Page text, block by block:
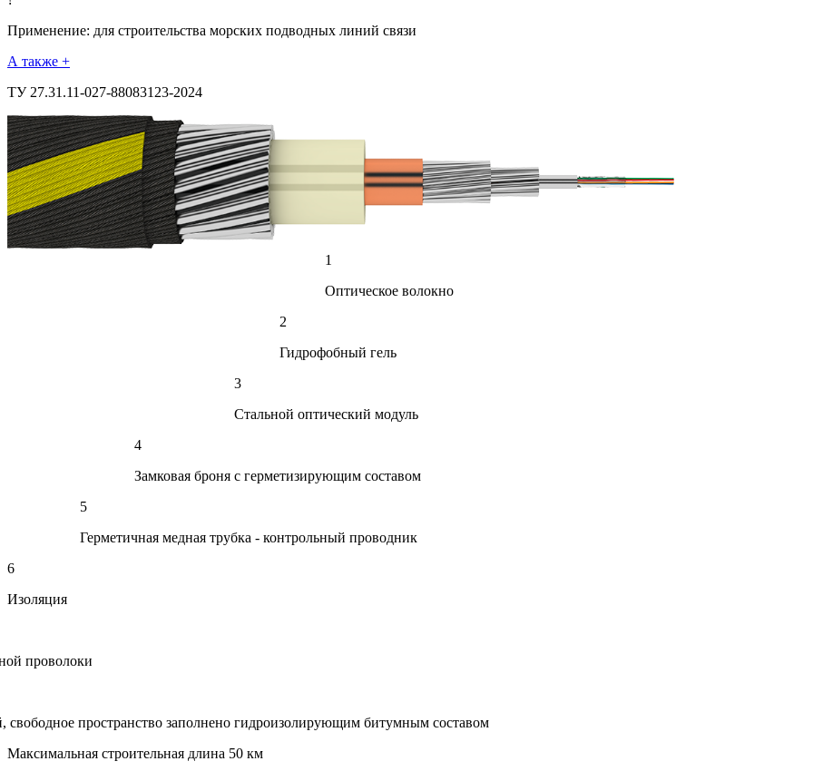
Применение: для строительства морских подводных линий связи
А также +
ТУ 27.31.11-027-88083123-2024
1
Оптическое волокно
2
Гидрофобный гель
3
Стальной оптический модуль
4
Замковая броня с герметизирующим составом
5
Герметичная медная трубка - контрольный проводник
6
Изоляция
проволоки
свободное пространство заполнено гидроизолирующим битумным составом
Максимальная строительная длина 50 км